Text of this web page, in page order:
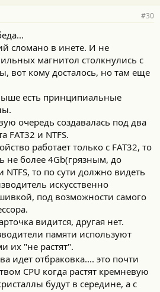
#30
сломано в инете. И не
магнитол столкнулись с
вот кому досталось, но там еще
есть принципиальные
очередь создавалась под два
FAT32 и NTFS.
работает только с FAT32, то
не более 4Gb(грязным, до
то по сути должно видеть
искусственно
под возможности самого
видится, другая нет.
памяти используют
их "не растят".
идет отбраковка.... это почти
CPU когда растят кремневую
будут в середине, а с